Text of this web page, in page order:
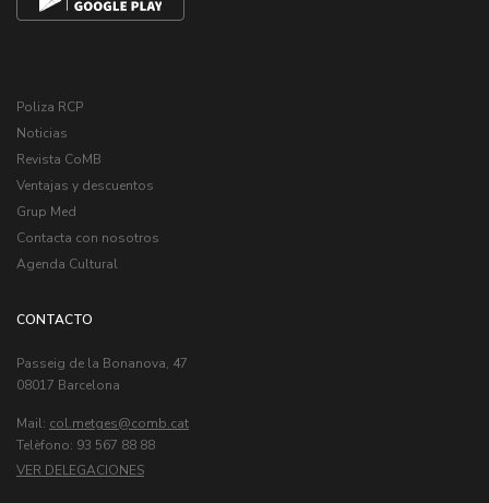
Poliza RCP
Noticias
Revista CoMB
Ventajas y descuentos
Grup Med
Contacta con nosotros
Agenda Cultural
CONTACTO
Passeig de la Bonanova, 47
08017 Barcelona
Mail: col.metges
Telèfono: 93 567 88 88
VER DELEGACIONES